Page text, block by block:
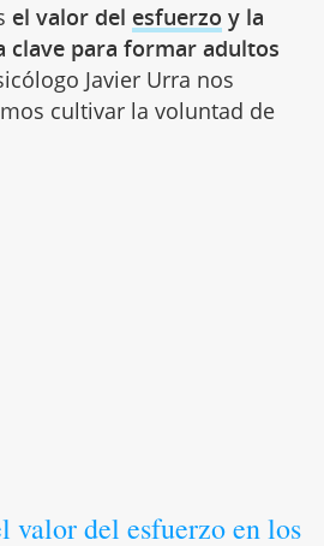
el valor del esfuerzo y la
clave para formar adultos
Javier Urra nos
cultivar la voluntad de
valor del esfuerzo en los